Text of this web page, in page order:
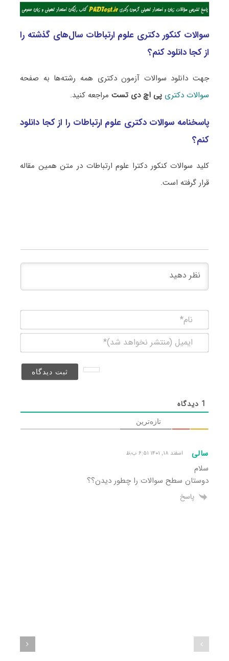
سوالات کنکور دکتری علوم ارتباطات سال‌های گذشته را
از کجا دانلود کنم؟
جهت دانلود سوالات آزمون دکتری همه رشته‌ها به صفحه
سوالات دکتری پی اچ دی تستمراجعه کنید.
پاسخنامه سوالات دکتری علوم ارتباطات را از کجا دانلود
کنم؟
کلید سوالات کنکور دکترا علوم ارتباطات در متن همین مقاله
قرار گرفته است.
(منتشر
1 دیدگاه
تازه‌ترین
سالی اسفند ۱۸, ۱۴۰۱ ۶:۵۱ ب٫ظ
سلام
دوستان سطح سوالات را چطور دیدن؟؟
پاسخ